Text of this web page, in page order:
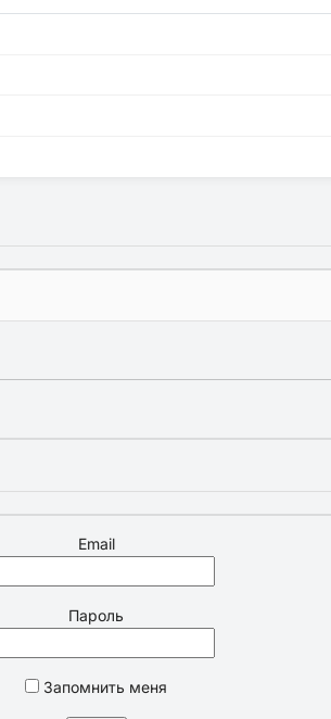
Email
Пароль
Запомнить меня